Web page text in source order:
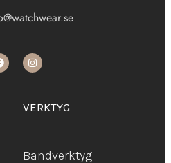
VERKTYG
Bandverktyg